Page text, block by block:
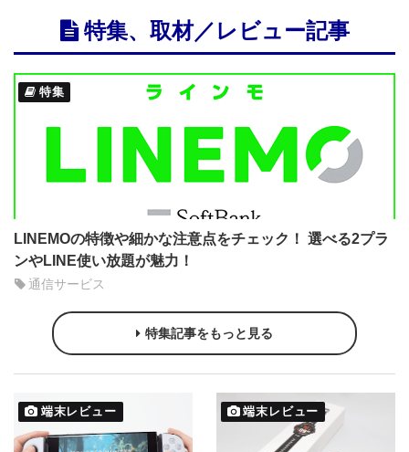
特集、取材／レビュー記事
特集
LINEMOの特徴や細かな注意点をチェック！ 選べる2プラ
ンやLINE使い放題が魅力！
通信サービス
特集記事をもっと見る
端末レビュー 端末レビュー